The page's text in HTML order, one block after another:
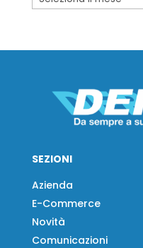
SEZIONI
Azienda
E-Commerce
Novità
Comunicazioni